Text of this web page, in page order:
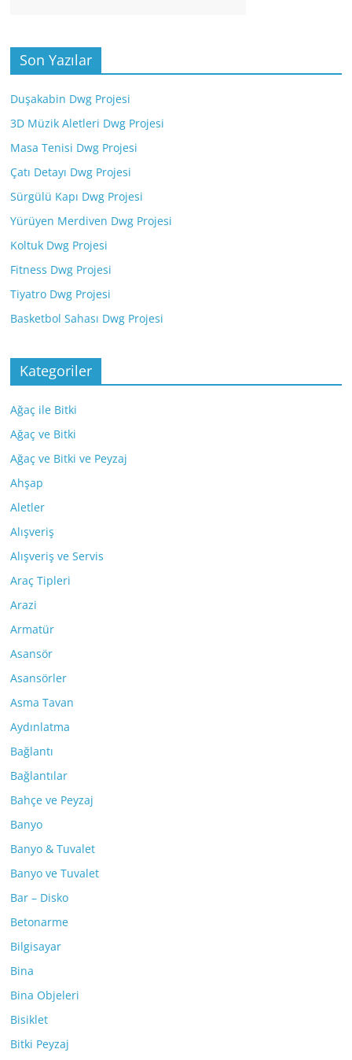
Son Yazılar
Duşakabin Dwg Projesi
3D Müzik Aletleri Dwg Projesi
Masa Tenisi Dwg Projesi
Çatı Detayı Dwg Projesi
Sürgülü Kapı Dwg Projesi
Yürüyen Merdiven Dwg Projesi
Koltuk Dwg Projesi
Fitness Dwg Projesi
Tiyatro Dwg Projesi
Basketbol Sahası Dwg Projesi
Kategoriler
Ağaç ile Bitki
Ağaç ve Bitki
Ağaç ve Bitki ve Peyzaj
Ahşap
Aletler
Alışveriş
Alışveriş ve Servis
Araç Tipleri
Arazi
Armatür
Asansör
Asansörler
Asma Tavan
Aydınlatma
Bağlantı
Bağlantılar
Bahçe ve Peyzaj
Banyo
Banyo & Tuvalet
Banyo ve Tuvalet
Bar – Disko
Betonarme
Bilgisayar
Bina
Bina Objeleri
Bisiklet
Bitki Peyzaj